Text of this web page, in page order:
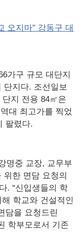
오지마" 강동구 대
가구 규모 대단지
단지다. 조선일보
지 전용 84㎡은
대 최고가를 찍었
팔렸다.
명중 교장, 교무부
위한 면담 요청의
. “신입생들의 학
학교와 건설적인
담을 요청드린
학부모로서 기존